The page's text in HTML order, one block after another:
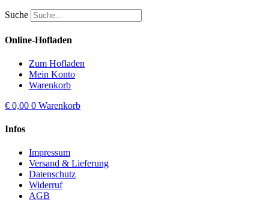
Suche
Online-Hofladen
Zum Hofladen
Mein Konto
Warenkorb
€ 0,00 0 Warenkorb
Infos
Impressum
Versand & Lieferung
Datenschutz
Widerruf
AGB